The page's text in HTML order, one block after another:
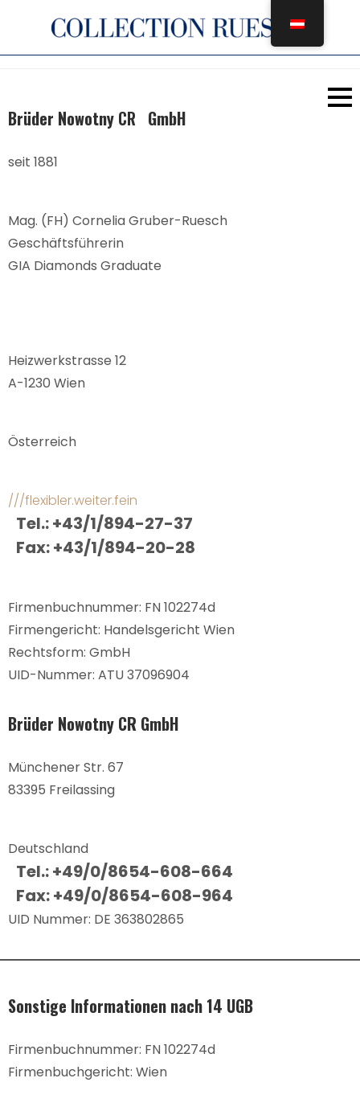
springen
Brüder Nowotny CR GmbH
seit 1881
Mag. (FH) Cornelia Gruber-Ruesch
Geschäftsführerin
GIA Diamonds Graduate
Heizwerkstrasse 12
A-1230 Wien
Österreich
///flexibler.weiter.fein
Tel.: +43/1/894-27-37
Fax: +43/1/894-20-28
Firmenbuchnummer: FN 102274d
Firmengericht: Handelsgericht Wien
Rechtsform: GmbH
UID-Nummer: ATU 37096904
Brüder Nowotny CR GmbH
Münchener Str. 67
83395 Freilassing
Deutschland
Tel.: +49/0/8654-608-664
Fax: +49/0/8654-608-964
UID Nummer: DE 363802865
Sonstige Informationen nach 14 UGB
Firmenbuchnummer: FN 102274d
Firmenbuchgericht: Wien